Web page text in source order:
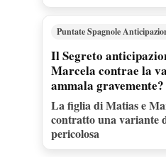
Puntate Spagnole
Il Segreto
Marcela contrae la
ammala gravemente?
La figlia di Matias e
contratto una variante
pericolosa